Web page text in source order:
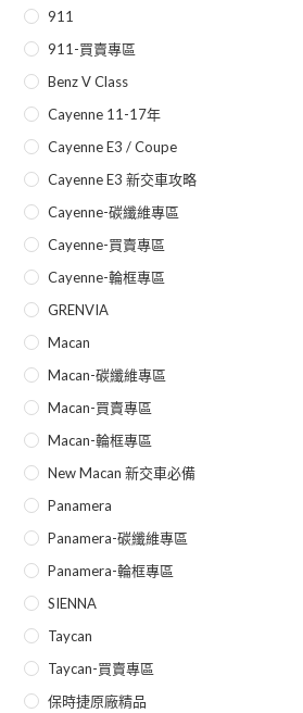
911
911-買賣專區
Benz V Class
Cayenne 11-17年
Cayenne E3 / Coupe
Cayenne E3 新交車攻略
Cayenne-碳纖維專區
Cayenne-買賣專區
Cayenne-輪框專區
GRENVIA
Macan
Macan-碳纖維專區
Macan-買賣專區
Macan-輪框專區
New Macan 新交車必備
Panamera
Panamera-碳纖維專區
Panamera-輪框專區
SIENNA
Taycan
Taycan-買賣專區
保時捷原廠精品